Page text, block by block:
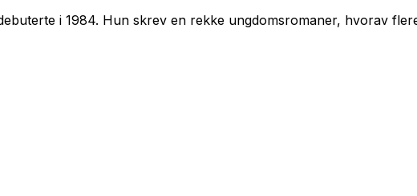
i 1984. Hun skrev en rekke ungdomsromaner, hvorav